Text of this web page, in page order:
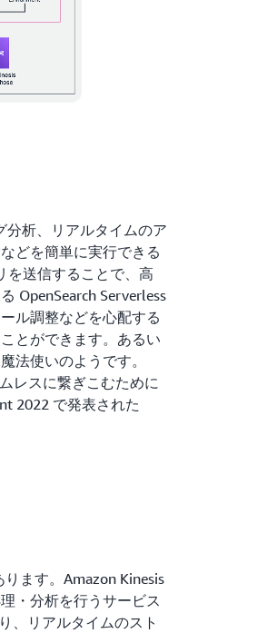
分析、リアルタイムのア
どを簡単に実行できる
を送信することで、高
OpenSearch Serverless
ル調整などを心配する
とができます。あるい
法使いのようです。
レスに繋ぎこむために
2022 で発表された
ます。Amazon Kinesis
・分析を行うサービス
、リアルタイムのスト